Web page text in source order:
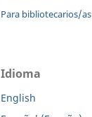
Para bibliotecarios/as
Idioma
English